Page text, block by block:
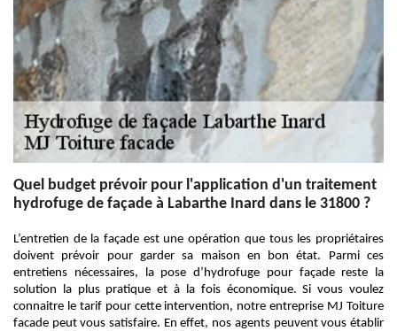
Quel budget prévoir pour l'application d'un traitement
hydrofuge de façade à Labarthe Inard dans le 31800 ?
L’entretien de la façade est une opération que tous les propriétaires
doivent prévoir pour garder sa maison en bon état. Parmi ces
entretiens nécessaires, la pose d’hydrofuge pour façade reste la
solution la plus pratique et à la fois économique. Si vous voulez
connaitre le tarif pour cette intervention, notre entreprise MJ Toiture
facade peut vous satisfaire. En effet, nos agents peuvent vous établir